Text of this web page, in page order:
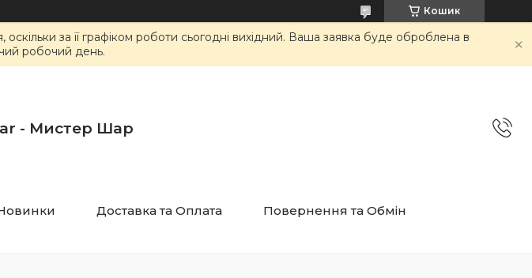
Кошик
за її графіком роботи сьогодні вихідний. Ваша заявка буде оброблена в
робочий день.
- Мистер Шар
Доставка та Оплата Повернення та Обмін